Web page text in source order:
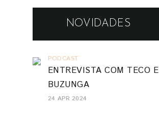
NOVIDADES
PODCAST
ENTREVISTA COM TECO E
BUZUNGA
24 APR 2024